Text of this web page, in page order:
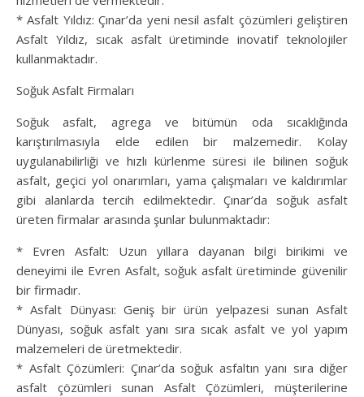
* Asfalt Yıldız: Çınar’da yeni nesil asfalt çözümleri geliştiren
Asfalt Yıldız, sıcak asfalt üretiminde inovatif teknolojiler
kullanmaktadır.
Soğuk Asfalt Firmaları
Soğuk asfalt, agrega ve bitümün oda sıcaklığında
karıştırılmasıyla elde edilen bir malzemedir. Kolay
uygulanabilirliği ve hızlı kürlenme süresi ile bilinen soğuk
asfalt, geçici yol onarımları, yama çalışmaları ve kaldırımlar
gibi alanlarda tercih edilmektedir. Çınar’da soğuk asfalt
üreten firmalar arasında şunlar bulunmaktadır:
* Evren Asfalt: Uzun yıllara dayanan bilgi birikimi ve
deneyimi ile Evren Asfalt, soğuk asfalt üretiminde güvenilir
bir firmadır.
* Asfalt Dünyası: Geniş bir ürün yelpazesi sunan Asfalt
Dünyası, soğuk asfalt yanı sıra sıcak asfalt ve yol yapım
malzemeleri de üretmektedir.
* Asfalt Çözümleri: Çınar’da soğuk asfaltın yanı sıra diğer
asfalt çözümleri sunan Asfalt Çözümleri, müşterilerine